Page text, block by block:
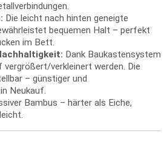
Die leicht nach hinten geneigte
bequemen Halt – perfekt
im Bett.
Dank Baukastensystem
verkleinert werden. Die
– günstiger und
Neukauf.
Bambus – härter als Eiche,